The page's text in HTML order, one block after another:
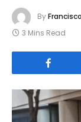
ByFrancisco
3 Mins Read